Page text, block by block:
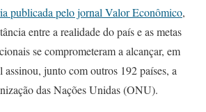
publicada pelo jornal Valor Econômico,
entre a realidade do país e as metas
se comprometeram a alcançar, em
junto com outros 192 países, a
das Nações Unidas (ONU).